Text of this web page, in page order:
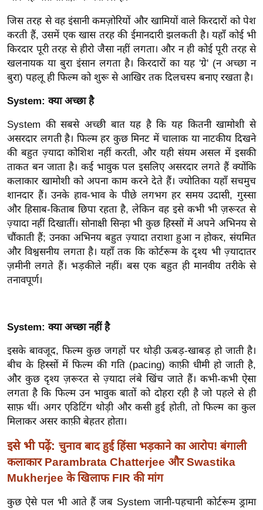
फै
श
न
घ
लू
नु
स्खे
प
र्य
ट
न
स्थ
ल
फि
ट
ने
त्रा
रि
ले
श
न
शि
प
रा
ज
नी
ति
वि
जिस तरह से वह इंसानी कमज़ोरियों और खामियों वाले किरदारों को पेश
करती हैं, उसमें एक खास तरह की ईमानदारी झलकती है। यहाँ कोई भी
किरदार पूरी तरह से हीरो जैसा नहीं लगता। और न ही कोई पूरी तरह से
खलनायक या बुरा इंसान लगता है। किरदारों का यह 'ग्रे' (न अच्छा न
बुरा) पहलू ही फिल्म को शुरू से आखिर तक दिलचस्प बनाए रखता है।
System: क्या अच्छा है
System की सबसे अच्छी बात यह है कि यह कितनी खामोशी से
असरदार लगती है। फिल्म हर कुछ मिनट में चालाक या नाटकीय दिखने
की बहुत ज़्यादा कोशिश नहीं करती, और यही संयम असल में इसकी
ताकत बन जाता है। कई भावुक पल इसलिए असरदार लगते हैं क्योंकि
कलाकार खामोशी को अपना काम करने देते हैं। ज्योतिका यहाँ सचमुच
शानदार हैं। उनके हाव-भाव के पीछे लगभग हर समय उदासी, गुस्सा
और हिसाब-किताब छिपा रहता है, लेकिन वह इसे कभी भी ज़रूरत से
ज़्यादा नहीं दिखातीं। सोनाक्षी सिन्हा भी कुछ हिस्सों में अपने अभिनय से
चौंकाती हैं; उनका अभिनय बहुत ज़्यादा तराशा हुआ न होकर, संयमित
और विश्वसनीय लगता है। यहाँ तक कि कोर्टरूम के दृश्य भी ज़्यादातर
ज़मीनी लगते हैं। भड़कीले नहीं। बस एक बहुत ही मानवीय तरीके से
तनावपूर्ण।
System: क्या अच्छा नहीं है
इसके बावजूद, फिल्म कुछ जगहों पर थोड़ी ऊबड़-खाबड़ हो जाती है।
बीच के हिस्सों में फिल्म की गति (pacing) काफ़ी धीमी हो जाती है,
और कुछ दृश्य ज़रूरत से ज़्यादा लंबे खिंच जाते हैं। कभी-कभी ऐसा
लगता है कि फिल्म उन भावुक बातों को दोहरा रही है जो पहले से ही
साफ़ थीं। अगर एडिटिंग थोड़ी और कसी हुई होती, तो फिल्म का कुल
मिलाकर असर काफ़ी बेहतर होता।
इसे भी पढ़ें: चुनाव बाद हुई हिंसा भड़काने का आरोप! बंगाली
कलाकार Parambrata Chatterjee और Swastika
Mukherjee के खिलाफ FIR की मांग
कुछ ऐसे पल भी आते हैं जब System जानी-पहचानी कोर्टरूम ड्रामा